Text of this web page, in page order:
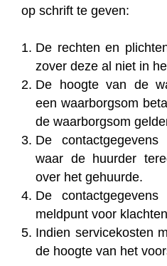
op schrift te geven:
De rechten en
zover deze al niet in
De hoogte van de
een waarborgsom
de waarborgsom
De
waar de huurder
over het gehuurde.
De
meldpunt voor
Indien servicekosten
de hoogte van het